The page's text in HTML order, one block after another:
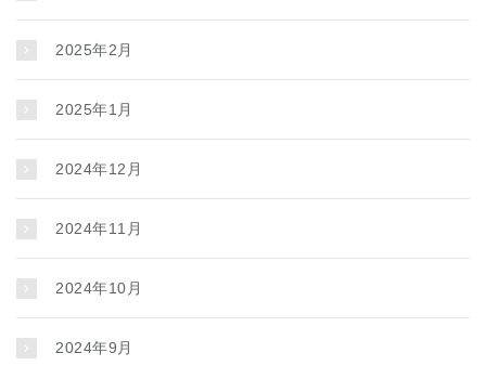
2025年2月
2025年1月
2024年12月
2024年11月
2024年10月
2024年9月